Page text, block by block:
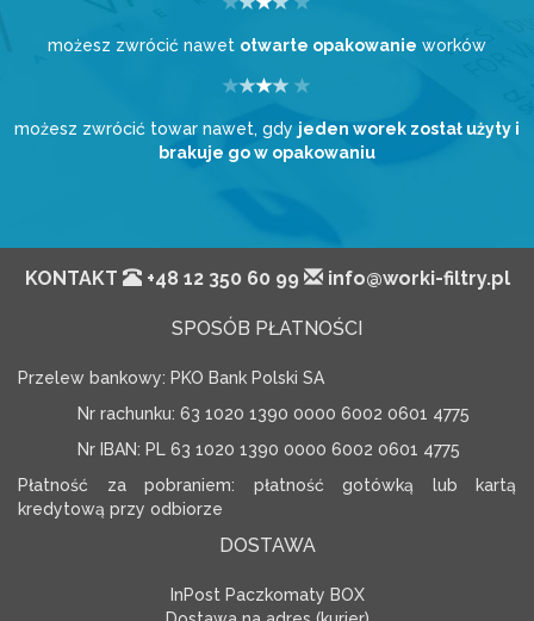
możesz zwrócić nawet otwarte opakowanie worków
możesz zwrócić towar nawet, gdy jeden worek został użyty i
brakuje go w opakowaniu
KONTAKT +48 12 350 60 99 info@worki-filtry.pl
SPOSÓB PŁATNOŚCI
Przelew bankowy: PKO Bank Polski SA
Nr rachunku: 63 1020 1390 0000 6002 0601 4775
Nr IBAN: PL 63 1020 1390 0000 6002 0601 4775
Płatność za pobraniem: płatność gotówką lub kartą
kredytową przy odbiorze
DOSTAWA
InPost Paczkomaty BOX